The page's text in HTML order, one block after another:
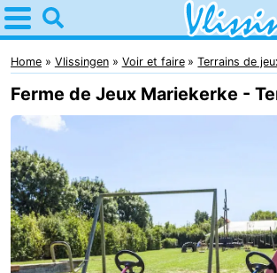
Home
Vlissingen
Astuces
les
enfants
Passer
la
nuit
Appartements
-
Home Vlissingen Voir et faire Terrains de
Ferme de Jeux Mariekerke -